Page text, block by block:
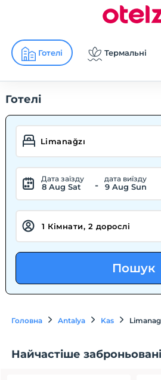
Готелі Термальні
Готелі
Дата заїзду
8 Aug Sat -
дата виїзду
9 Aug Sun
Пошук
Головна Antalya Kas
Найчастіше